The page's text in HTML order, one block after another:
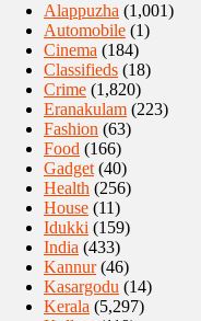
Alappuzha (1,001)
Automobile (1)
Cinema (184)
Classifieds (18)
Crime (1,820)
Eranakulam (223)
Fashion (63)
Food (166)
Gadget (40)
Health (256)
House (11)
Idukki (159)
India (433)
Kannur(46)
Kasargodu (14)
Kerala (5,297)